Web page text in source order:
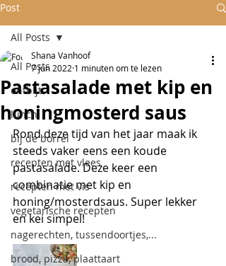
Post
All Posts
ontbijt
lunch
bij de borrel
recepten met vlees
recepten met vis
vegetarische recepten
nagerechten, tussendoortjes,...
brood, pizza, plaattaart
All Posts
Pastasalade met kip en
honingmosterd saus
Shana Vanhoof
7 jun 2022 1 minuten om te lezen
Rond deze tijd van het jaar maak ik
steeds vaker eens een koude
pastasalade. Deze keer een
combinatie met kip en
honing/mosterdsaus. Super lekker
en kei simpel!